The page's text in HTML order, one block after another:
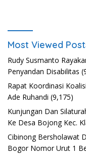
Most Viewed
Rudy Susmanto
Penyandan Disabilitas
Rapat Koordinasi
Ade Ruhandi (9,175)
Kunjungan Dan
Ke Desa Bojong Kec.
Cibinong Bersholawat
Bogor Nomor Urut 1